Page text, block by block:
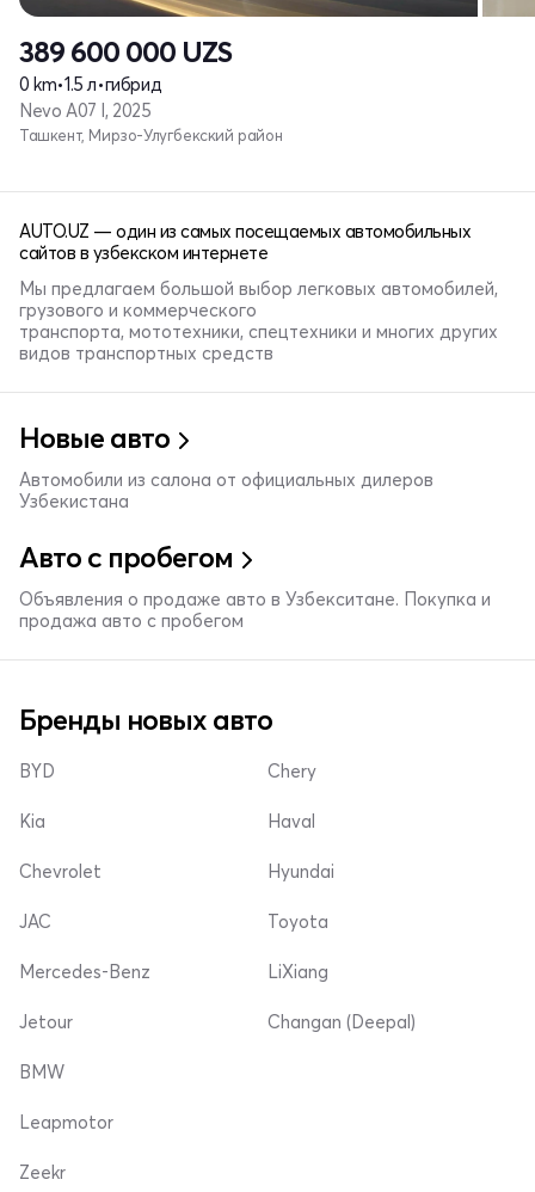
389 600 000 UZS
0 km•1.5 л•гибрид
Nevo A07 I, 2025
Ташкент, Мирзо-Улугбекский район
AUTO.UZ — один из самых посещаемых автомобильных
сайтов в узбекском интернете
Мы предлагаем большой выбор легковых автомобилей,
грузового и коммерческого
транспорта, мототехники, спецтехники и многих других
видов транспортных средств
Новые авто
Автомобили из салона от официальных дилеров
Узбекистана
Авто с пробегом
Объявления о продаже авто в Узбекситане. Покупка и
продажа авто с пробегом
Бренды новых авто
BYD
Kia
Chevrolet
Chery
Haval
Hyundai
JAC
Mercedes-Benz
Jetour
Toyota
LiXiang
Changan (Deepal)
BMW
Leapmotor
Zeekr